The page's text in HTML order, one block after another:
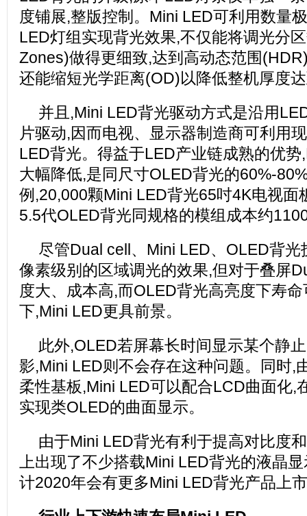
度铺展,整版控制。Mini LED可利用数量
LED灯组实现背光效果,不仅能将调光分
Zones)做得更细致,达到高动态范围
还能缩短光学距离(OD)以降低整机厚度
并且,Mini LED背光驱动方式是沿用
片驱动,因而电视、显示器制造商可利用
LED背光。得益于LED产业链成熟的优
大幅降低,是同尺寸OLED背光的60%-
例,20,000颗Mini LED背光65吋4K电视面
5.5代OLED背光同规格的模组成本约
尽管Dual cell、Mini LED、OLED背
像素级别的区域调光的效果,但对于叠屏
度大、成本高,而OLED背光高亮度下寿
下,Mini LED更具前景。
此外,OLED若屏幕长时间显示某个静
影,Mini LED则不会存在这种问题。同时,
柔性基板,Mini LED可以配合LCD曲面化,
实现类OLED的曲面显示。
由于Mini LED背光有利于提高对比度
上出现了不少搭载Mini LED背光的液晶
计2020年会有更多Mini LED背光产品上